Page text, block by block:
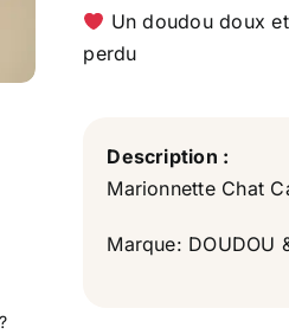
Un doudou doux
perdu
Description :
Marionnette Chat
Marque: DOUDOU